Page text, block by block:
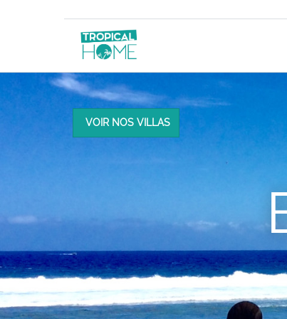
VOIR NOS VILLAS